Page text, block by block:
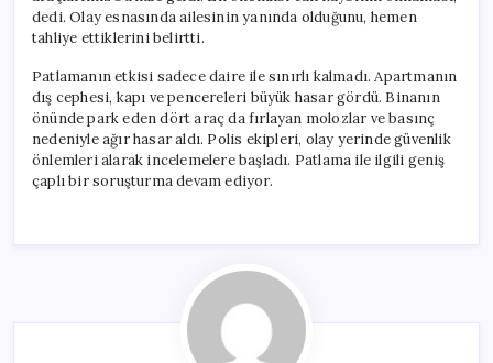
dedi. Olay esnasında ailesinin yanında olduğunu, hemen
tahliye ettiklerini belirtti.
Patlamanın etkisi sadece daire ile sınırlı kalmadı. Apartmanın
dış cephesi, kapı ve pencereleri büyük hasar gördü. Binanın
önünde park eden dört araç da fırlayan molozlar ve basınç
nedeniyle ağır hasar aldı. Polis ekipleri, olay yerinde güvenlik
önlemleri alarak incelemelere başladı. Patlama ile ilgili geniş
çaplı bir soruşturma devam ediyor.